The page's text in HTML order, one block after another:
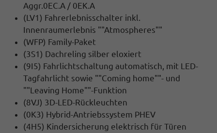
Aggr.0EC.A / 0EK.A
(LV1) Fahrerlebnisschalter inkl.
Innenraumerlebnis ""Atmospheres""
(WFP) Family-Paket
(3S1) Dachreling silber eloxiert
(9I5) Fahrlichtschaltung automatisch, mit LED-
Tagfahrlicht sowie ""Coming home""- und
""Leaving Home""-Funktion
(8VJ) 3D-LED-Rückleuchten
(0K3) Hybrid-Antriebssystem PHEV
(4H5) Kindersicherung elektrisch für Türen